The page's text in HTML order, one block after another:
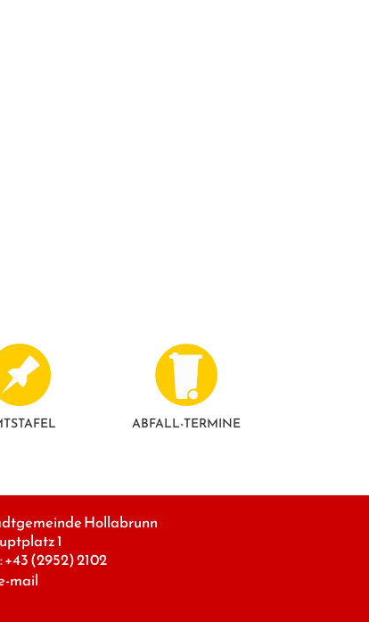
ABFALL-TERMINE
Hollabrunn
1
+43 (2952) 2102
mail